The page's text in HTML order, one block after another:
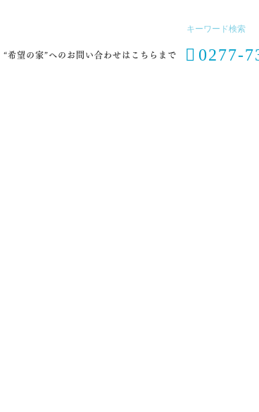
“希望の家”へのお問い合わせはこちらまで  0277-